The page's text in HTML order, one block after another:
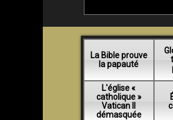
La Bible prouve
la papauté
L'église «
catholique »
Vatican II
démasquée